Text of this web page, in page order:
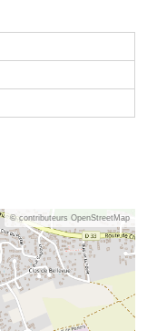
© contributeurs OpenStreetMap